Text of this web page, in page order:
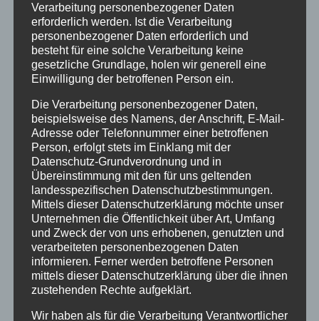
Winter
INHALTE
Willkommen
Angebote
Unterkunft
Ferienhotel
5-Raum-Fewo-3-6P
4-Raum-Fewo 4-6P
4-Raum-Fewo 3-5P
4-Raum-Fewo 4P
3-Raum-Fewo 2-4P
3-Raum-Fewo 2-3P
Verarbeitung personenbezogener Daten
erforderlich werden. Ist die Verarbeitung
personenbezogener Daten erforderlich und
besteht für eine solche Verarbeitung keine
gesetzliche Grundlage, holen wir generell eine
Einwilligung der betroffenen Person ein.
Die Verarbeitung personenbezogener Daten,
beispielsweise des Namens, der Anschrift, E-Mail-
Adresse oder Telefonnummer einer betroffenen
Person, erfolgt stets im Einklang mit der
Datenschutz-Grundverordnung und in
Übereinstimmung mit den für uns geltenden
landesspezifischen Datenschutzbestimmungen.
Mittels dieser Datenschutzerklärung möchte unser
Unternehmen die Öffentlichkeit über Art, Umfang
und Zweck der von uns erhobenen, genutzten und
verarbeiteten personenbezogenen Daten
informieren. Ferner werden betroffene Personen
mittels dieser Datenschutzerklärung über die ihnen
zustehenden Rechte aufgeklärt.
Wir haben als für die Verarbeitung Verantwortlicher